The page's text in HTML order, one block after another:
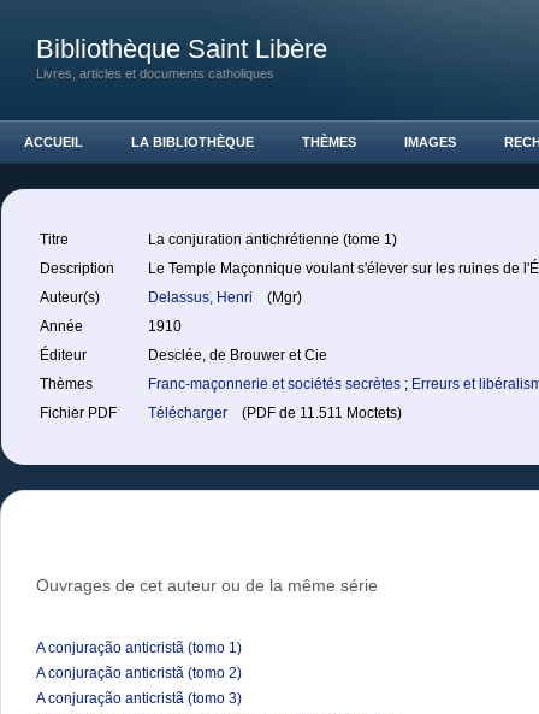
Bibliothèque Saint Libère
Livres, articles et documents catholiques
ACCUEIL LA BIBLIOTHÈQUE THÈMES IMAGES
Titre
La conjuration antichrétienne (tome 1)
Description
Le Temple Maçonnique voulant s'élever sur les ruines de
Auteur(s)
Delassus, Henri
(Mgr)
Année
1910
Éditeur
Desclée, de Brouwer et Cie
Thèmes
Franc-maçonnerie et sociétés secrètes ; Erreurs et
Fichier PDF
Télécharger (PDF de 11.511 Moctets)
Ouvrages de cet auteur ou de la même série
A conjuração anticristã (tomo 1)
A conjuração anticristã (tomo 2)
A conjuração anticristã (tomo 3)